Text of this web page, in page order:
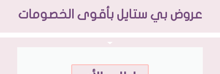
عروض بي ستايل بأقوى الخصومات